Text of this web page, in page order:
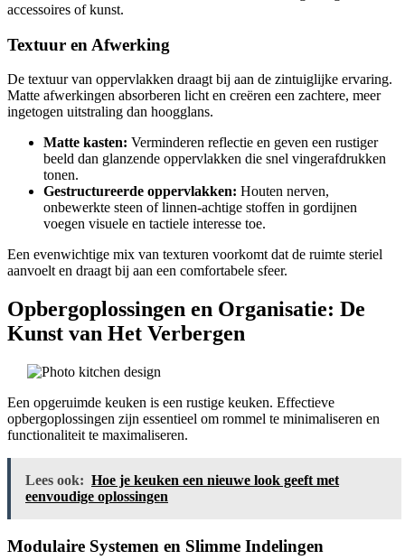
accessoires of kunst.
Textuur en Afwerking
De textuur van oppervlakken draagt bij aan de zintuiglijke ervaring.
Matte afwerkingen absorberen licht en creëren een zachtere, meer
ingetogen uitstraling dan hoogglans.
Matte kasten: Verminderen reflectie en geven een rustiger
beeld dan glanzende oppervlakken die snel vingerafdrukken
tonen.
Gestructureerde oppervlakken: Houten nerven,
onbewerkte steen of linnen-achtige stoffen in gordijnen
voegen visuele en tactiele interesse toe.
Een evenwichtige mix van texturen voorkomt dat de ruimte steriel
aanvoelt en draagt bij aan een comfortabele sfeer.
Opbergoplossingen en Organisatie: De
Kunst van Het Verbergen
Een opgeruimde keuken is een rustige keuken. Effectieve
opbergoplossingen zijn essentieel om rommel te minimaliseren en
functionaliteit te maximaliseren.
Lees ook: Hoe je keuken een nieuwe look geeft met
eenvoudige oplossingen
Modulaire Systemen en Slimme Indelingen